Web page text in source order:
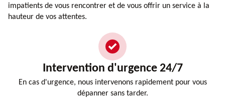
impatients de vous rencontrer et de vous offrir un service à la
hauteur de vos attentes.
Intervention d'urgence 24/7
En cas d'urgence, nous intervenons rapidement pour vous
dépanner sans tarder.